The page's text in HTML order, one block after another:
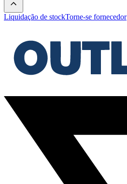
Liquidação de stockTorne-se fornecedor